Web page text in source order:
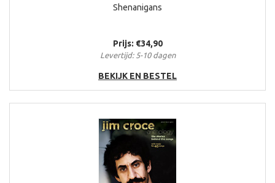
Shenanigans
Prijs: €34,90
Levertijd: 5-10 dagen
BEKIJK EN BESTEL